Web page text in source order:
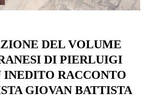
DEL VOLUME
DI PIERLUIGI
INEDITO RACCONTO
GIOVAN BATTISTA